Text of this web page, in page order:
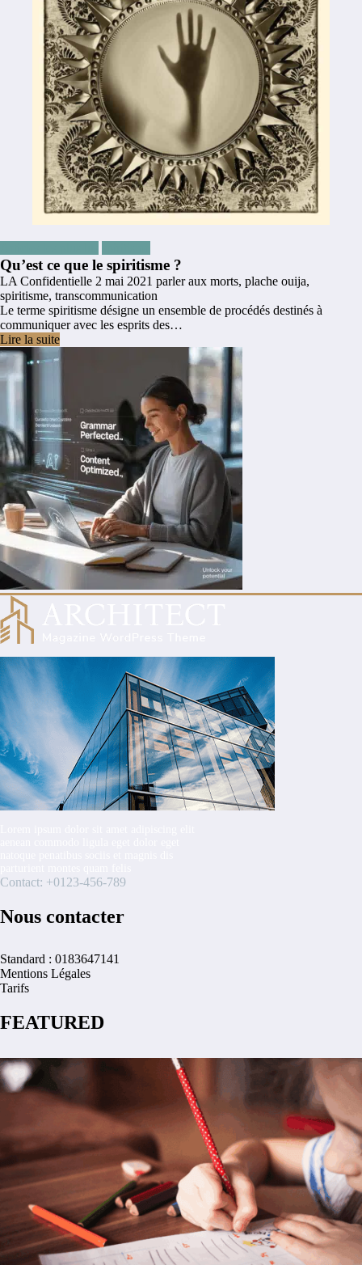
Qu’est ce que le spiritisme ?
LA Confidentielle 2 mai 2021 parler aux morts, plache ouija,
spiritisme, transcommunication
Le terme spiritisme désigne un ensemble de procédés destinés à
communiquer avec les esprits des…
Lire la suite
Contact: +0123-456-789
Nous contacter
Standard : 0183647141
Mentions Légales
Tarifs
FEATURED